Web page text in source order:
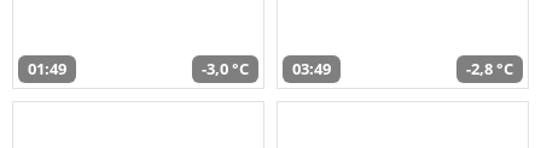
01:49 -3,0 °C 03:49 -2,8 °C